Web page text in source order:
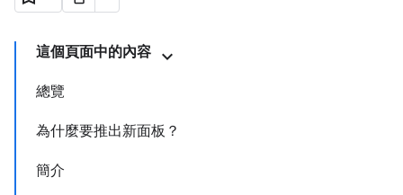
這個頁面中的內容
總覽
為什麼要推出新面板？
簡介